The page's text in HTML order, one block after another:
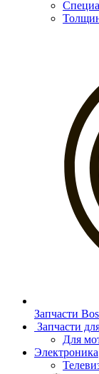
Запчасти
Запчасти
Для
Электроника